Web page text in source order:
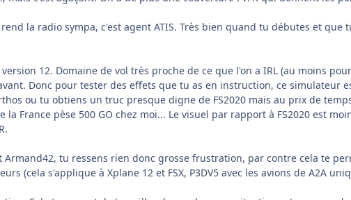
la radio sympa, c'est agent ATIS. Très bien quand tu débutes et que
12. Domaine de vol très proche de ce que l'on a IRL (au moins
Donc pour tester des effets que tu as en instruction, ce simulateur
ou tu obtiens un truc presque digne de FS2020 mais au prix de
France pèse 500 GO chez moi... Le visuel par rapport à FS2020 est
tu ressens rien donc grosse frustration, par contre cela te
(cela s'applique à Xplane 12 et FSX, P3DV5 avec les avions de A2A